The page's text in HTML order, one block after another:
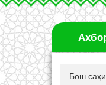
Бош